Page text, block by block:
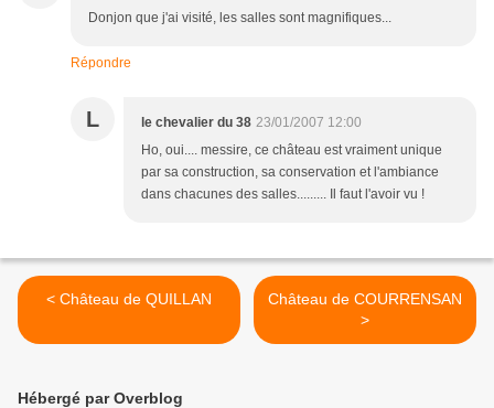
Donjon que j'ai visité, les salles sont magnifiques...
Répondre
L le chevalier du 38 23/01/2007 12:00
Ho, oui.... messire, ce château est vraiment unique
par sa construction, sa conservation et l'ambiance
dans chacunes des salles......... Il faut l'avoir vu !
< Château de QUILLAN
Château de COURRENSAN
>
Hébergé par Overblog